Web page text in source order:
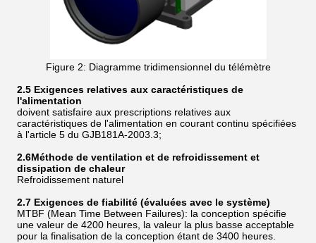
Figure 2: Diagramme tridimensionnel du télémètre
2.5 Exigences relatives aux caractéristiques de
l'alimentation
doivent satisfaire aux prescriptions relatives aux
caractéristiques de l'alimentation en courant continu spécifiées
à l'article 5 du GJB181A-2003.3;
2.6Méthode de ventilation et de refroidissement et
dissipation de chaleur
Refroidissement naturel
2.7 Exigences de fiabilité (évaluées avec le système)
MTBF (Mean Time Between Failures): la conception spécifie
une valeur de 4200 heures, la valeur la plus basse acceptable
pour la finalisation de la conception étant de 3400 heures.